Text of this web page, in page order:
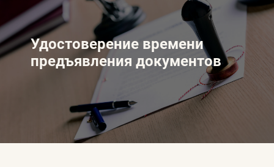
Удостоверение времени
предъявления документов